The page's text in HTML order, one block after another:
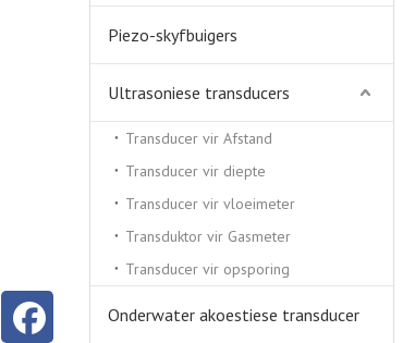
Piezo-skyfbuigers
Ultrasoniese transducers
Transducer vir Afstand
Transducer vir diepte
Transducer vir vloeimeter
Transduktor vir Gasmeter
Transducer vir opsporing
Onderwater akoestiese transducer